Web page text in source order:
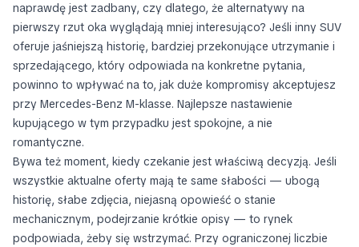
naprawdę jest zadbany, czy dlatego, że alternatywy na
pierwszy rzut oka wyglądają mniej interesująco? Jeśli inny SUV
oferuje jaśniejszą historię, bardziej przekonujące utrzymanie i
sprzedającego, który odpowiada na konkretne pytania,
powinno to wpływać na to, jak duże kompromisy akceptujesz
przy Mercedes-Benz M-klasse. Najlepsze nastawienie
kupującego w tym przypadku jest spokojne, a nie
romantyczne.
Bywa też moment, kiedy czekanie jest właściwą decyzją. Jeśli
wszystkie aktualne oferty mają te same słabości — ubogą
historię, słabe zdjęcia, niejasną opowieść o stanie
mechanicznym, podejrzanie krótkie opisy — to rynek
podpowiada, żeby się wstrzymać. Przy ograniczonej liczbie